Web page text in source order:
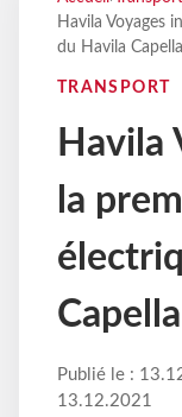
Havila Voyages
du Havila Capella
TRANSPORT
Havila
la
Capella
Publié le :
13.12.2021